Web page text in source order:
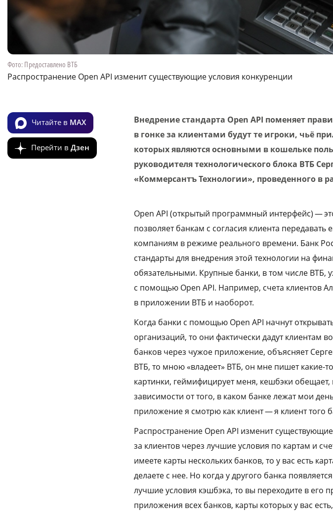
Фото: Предоставлено ВТБ
Распространение Open API изменит существующие условия конкуренции
Читайте в MAX
Перейти в Дзен
Внедрение стандарта Open API поменяет
в гонке за клиентами будут те игроки, чьё
которых являются основными в кошельке
руководителя технологического блока ВТБ
«Коммерсантъ Технологии», проведенного в
Open API (открытый программный интерфейс) —
позволяет банкам с согласия клиента
компаниям в режиме реального времени. Банк
стандарты для внедрения этой технологии на
обязательными. Крупные банки, в том числе ВТБ,
с помощью Open API. Например, счета клиентов
в приложении ВТБ и наоборот.
Когда банки с помощью Open API начнут
организаций, то они фактически дадут клиентам
банков через чужое приложение, объясняет
ВТБ, то мною «владеет» ВТБ, он мне пишет какие-
картинки, геймифицирует меня, кешбэки обещает,
зависимости от того, в каком банке лежат мои
приложение я смотрю как клиент — я клиент того
Распространение Open API изменит
за клиентов через лучшие условия по картам и
имеете карты нескольких банков, то у вас есть
делаете с нее. Но когда у другого банка
лучшие условия кэшбэка, то вы переходите в его
приложения всех банков, карты которых у вас